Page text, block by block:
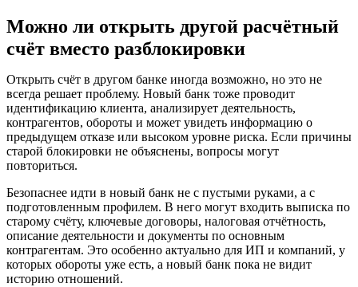
Можно ли открыть другой расчётный
счёт вместо разблокировки
Открыть счёт в другом банке иногда возможно, но это не
всегда решает проблему. Новый банк тоже проводит
идентификацию клиента, анализирует деятельность,
контрагентов, обороты и может увидеть информацию о
предыдущем отказе или высоком уровне риска. Если причины
старой блокировки не объяснены, вопросы могут
повториться.
Безопаснее идти в новый банк не с пустыми руками, а с
подготовленным профилем. В него могут входить выписка по
старому счёту, ключевые договоры, налоговая отчётность,
описание деятельности и документы по основным
контрагентам. Это особенно актуально для ИП и компаний, у
которых обороты уже есть, а новый банк пока не видит
историю отношений.